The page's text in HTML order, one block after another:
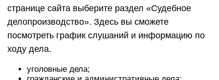
странице сайта выберите раздел «Судебное
делопроизводство». Здесь вы сможете
посмотреть график слушаний и информацию по
ходу дела.
уголовные дела;